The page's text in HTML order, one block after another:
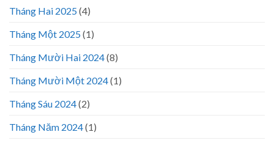
Tháng Hai 2025(4)
Tháng Một 2025(1)
Tháng Mười Hai 2024(8)
Tháng Mười Một 2024(1)
Tháng Sáu 2024(2)
Tháng Năm 2024(1)